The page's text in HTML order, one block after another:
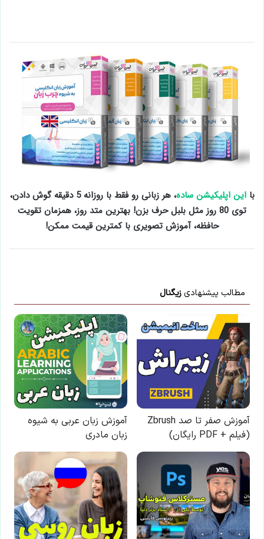
بااین اپلیکیشن ساده
، هر زبانی رو فقط با روزانه 5 دقیقه گوش دادن،
توی 80 روز مثل بلبل حرف بزن! بهترین متد روز، همزمان تقویت
حافظه، آموزش تصویری با کمترین قیمت ممکن!